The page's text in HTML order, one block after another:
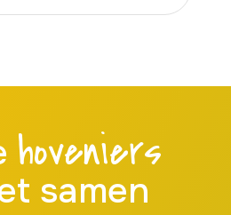
hoveniers
samen